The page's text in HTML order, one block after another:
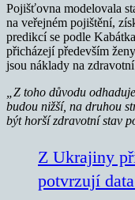
Pojišťovna modelovala
na veřejném pojištění,
predikcí se podle
přicházejí především
jsou náklady na
„Z toho důvodu
budou nižší, na druhou
být horší zdravotní stav
Z Ukrajiny
potvrzují